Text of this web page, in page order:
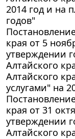
2014 год и на
годов"
края от 5
утверждении
Алтайского
Алтайского
услугами" на
края от 31
утверждении
Алтайского